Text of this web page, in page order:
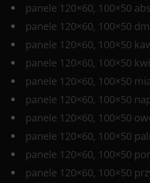
panele 120×60, 100×50
panele 120×60, 100×50
panele 120×60, 100×50
panele 120×60, 100×50
panele 120×60, 100×50
panele 120×60, 100×50
panele 120×60, 100×50
panele 120×60, 100×50
panele 120×60, 100×50
panele 120×60, 100×50